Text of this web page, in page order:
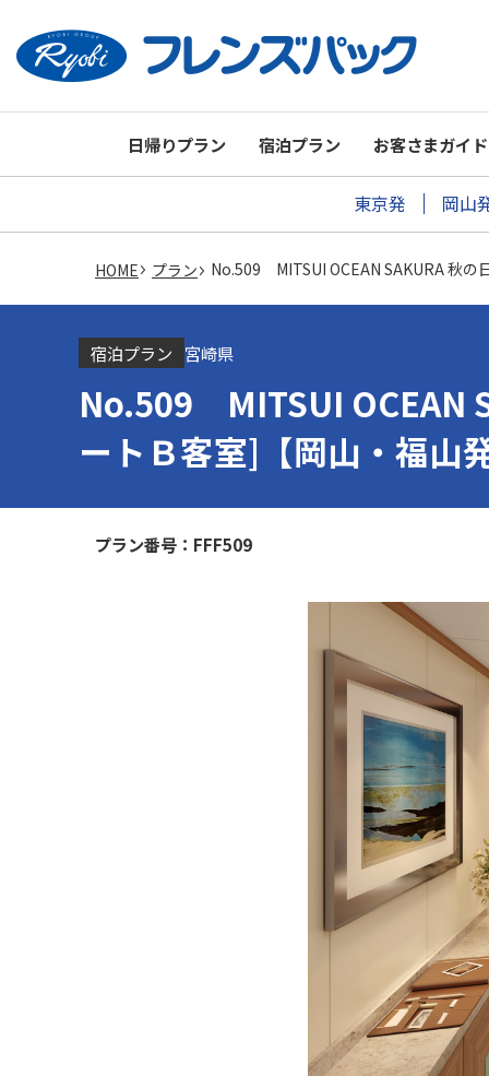
日帰りプラン 宿泊プラン お客さまガイド
東京発 岡山
HOME プラン No.509 MITSUI OCEAN SAKURA 秋の
宿泊プラン 宮崎県
No.509 MITSUI OCEAN
ートＢ客室]【岡山・福山
FFF509